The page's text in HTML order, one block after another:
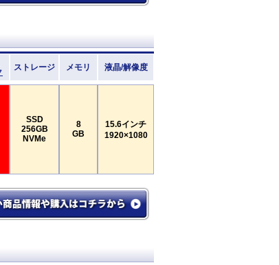
ストレージ メモリ 液晶/解像度
SSD
256GB
NVMe
8
GB
15.6インチ
1920×1080